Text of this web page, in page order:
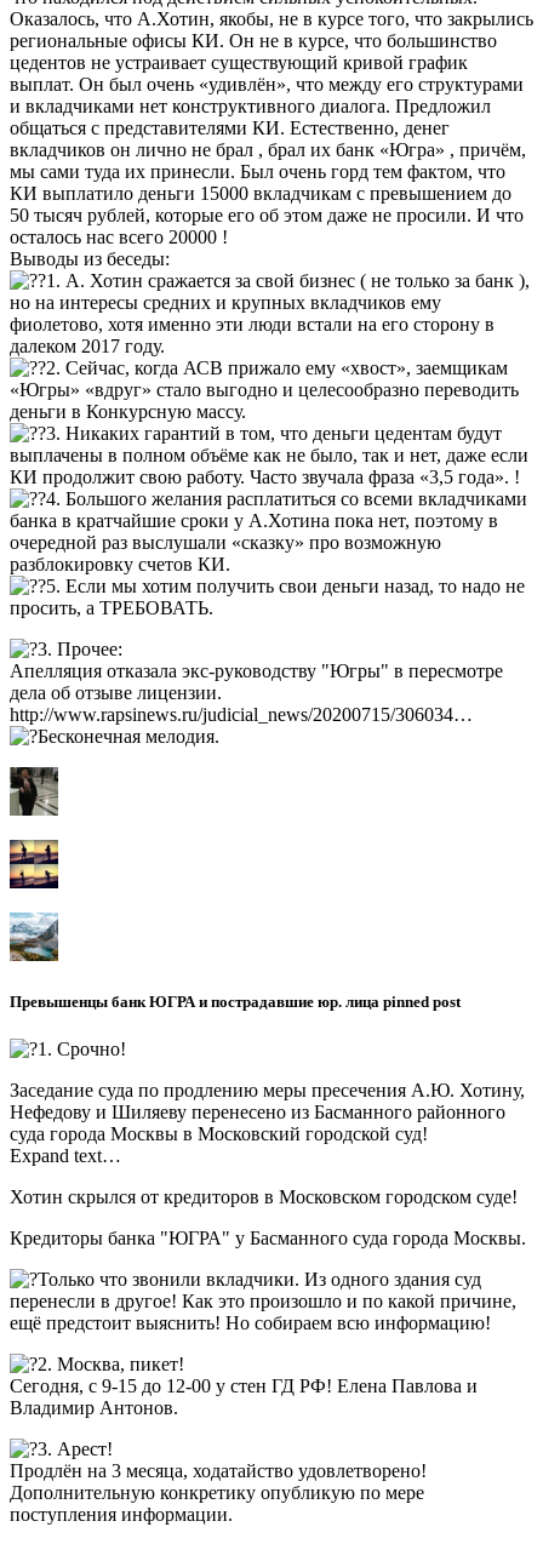
Оказалось, что А.Хотин, якобы, не в курсе того, что закрылись
региональные офисы КИ. Он не в курсе, что большинство
цедентов не устраивает существующий кривой график
выплат. Он был очень «удивлён», что между его структурами
и вкладчиками нет конструктивного диалога. Предложил
общаться с представителями КИ. Естественно, денег
вкладчиков он лично не брал , брал их банк «Югра» , причём,
мы сами туда их принесли. Был очень горд тем фактом, что
КИ выплатило деньги 15000 вкладчикам с превышением до
50 тысяч рублей, которые его об этом даже не просили. И что
осталось нас всего 20000 !
Выводы из беседы:
1. А. Хотин сражается за свой бизнес ( не только за банк ),
но на интересы средних и крупных вкладчиков ему
фиолетово, хотя именно эти люди встали на его сторону в
далеком 2017 году.
2. Сейчас, когда АСВ прижало ему «хвост», заемщикам
«Югры» «вдруг» стало выгодно и целесообразно переводить
деньги в Конкурсную массу.
3. Никаких гарантий в том, что деньги цедентам будут
выплачены в полном объёме как не было, так и нет, даже если
КИ продолжит свою работу. Часто звучала фраза «3,5 года». !
4. Большого желания расплатиться со всеми вкладчиками
банка в кратчайшие сроки у А.Хотина пока нет, поэтому в
очередной раз выслушали «сказку» про возможную
разблокировку счетов КИ.
5. Если мы хотим получить свои деньги назад, то надо не
просить, а ТРЕБОВАТЬ.
3. Прочее:
Апелляция отказала экс-руководству "Югры" в пересмотре
дела об отзыве лицензии.
http://www.rapsinews.ru/judicial_news/20200715/306034…
Бесконечная мелодия.
Превышенцы банк ЮГРА и пострадавшие юр. лица pinned post
1. Срочно!
Заседание суда по продлению меры пресечения А.Ю. Хотину,
Нефедову и Шиляеву перенесено из Басманного районного
суда города Москвы в Московский городской суд!
Expand text…
Хотин скрылся от кредиторов в Московском городском суде!
Кредиторы банка "ЮГРА" у Басманного суда города Москвы.
Только что звонили вкладчики. Из одного здания суд
перенесли в другое! Как это произошло и по какой причине,
ещё предстоит выяснить! Но собираем всю информацию!
2. Москва, пикет!
Сегодня, с 9-15 до 12-00 у стен ГД РФ! Елена Павлова и
Владимир Антонов.
3. Арест!
Продлён на 3 месяца, ходатайство удовлетворено!
Дополнительную конкретику опубликую по мере
поступления информации.